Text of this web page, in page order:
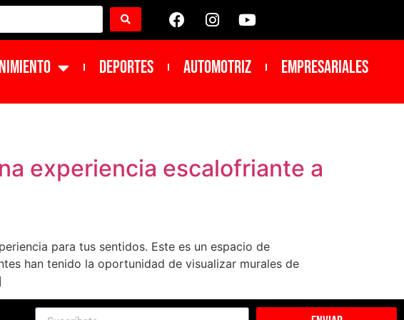
DEPORTES Automotriz Empresariales
experiencia escalofriante a
para tus sentidos. Este es un espacio de
han tenido la oportunidad de visualizar murales de